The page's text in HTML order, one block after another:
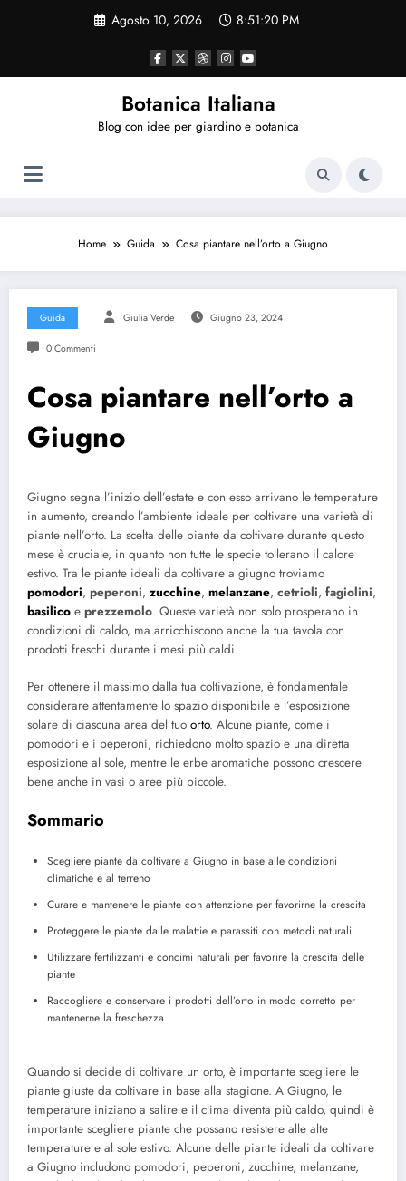
Agosto 10, 2026 8:51:21 PM
Botanica Italiana
Blog con idee per giardino e botanica
Home Guida Cosa piantare nell’orto a Giugno
Guida Giulia Verde Giugno 23, 2024
0 Commenti
Cosa piantare nell’orto a
Giugno
Giugno segna l’inizio dell’estate e con esso arrivano le temperature
in aumento, creando l’ambiente ideale per coltivare una varietà di
piante nell’orto. La scelta delle piante da coltivare durante questo
mese è cruciale, in quanto non tutte le specie tollerano il calore
estivo. Tra le piante ideali da coltivare a giugno troviamo
pomodori, peperoni, zucchine, melanzane, cetrioli, fagiolini,
basilico e prezzemolo. Queste varietà non solo prosperano in
condizioni di caldo, ma arricchiscono anche la tua tavola con
prodotti freschi durante i mesi più caldi.
Per ottenere il massimo dalla tua coltivazione, è fondamentale
considerare attentamente lo spazio disponibile e l’esposizione
solare di ciascuna area del tuo orto. Alcune piante, come i
pomodori e i peperoni, richiedono molto spazio e una diretta
esposizione al sole, mentre le erbe aromatiche possono crescere
bene anche in vasi o aree più piccole.
Sommario
Scegliere piante da coltivare a Giugno in base alle condizioni
climatiche e al terreno
Curare e mantenere le piante con attenzione per favorirne la crescita
Proteggere le piante dalle malattie e parassiti con metodi naturali
Utilizzare fertilizzanti e concimi naturali per favorire la crescita delle
piante
Raccogliere e conservare i prodotti dell’orto in modo corretto per
mantenerne la freschezza
Quando si decide di coltivare un orto, è importante scegliere le
piante giuste da coltivare in base alla stagione. A Giugno, le
temperature iniziano a salire e il clima diventa più caldo, quindi è
importante scegliere piante che possano resistere alle alte
temperature e al sole estivo. Alcune delle piante ideali da coltivare
a Giugno includono pomodori, peperoni, zucchine, melanzane,